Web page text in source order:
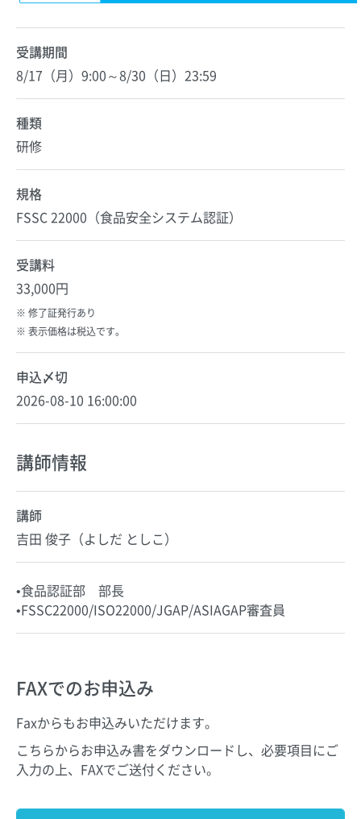
受講期間
8/17（月）9:00～8/30（日）23:59
種類
研修
規格
FSSC 22000（食品安全システム認証）
受講料
33,000円
修了証発行あり
表示価格は税込です。
申込〆切
2026-08-10 16:00:00
講師情報
講師
吉田 俊子（よしだ としこ）
•食品認証部 部長
•FSSC22000/ISO22000/JGAP/ASIAGAP審査員
FAXでのお申込み
Faxからもお申込みいただけます。
こちらからお申込み書をダウンロードし、必要項目にご
入力の上、FAXでご送付ください。